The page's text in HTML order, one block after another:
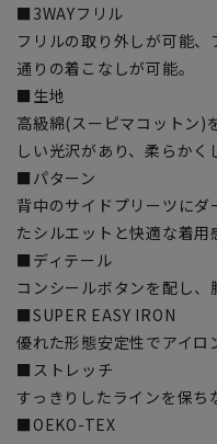
■3WAYフリル
フリルの取り外しが可能
通りの着こなしが可能。
■生地
高級綿(スーピマコットン)
しい光沢があり、柔らかく
■パターン
背中のサイドプリーツに
たシルエットと快適な着用
■ディテール
コンシールボタンを配し、
■SUPER EASY IRON
優れた形態安定性でアイロ
■ストレッチ
すっきりしたラインを保ち
■OEKO-TEX